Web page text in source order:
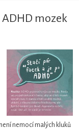
mozek
nemocí malých kluků